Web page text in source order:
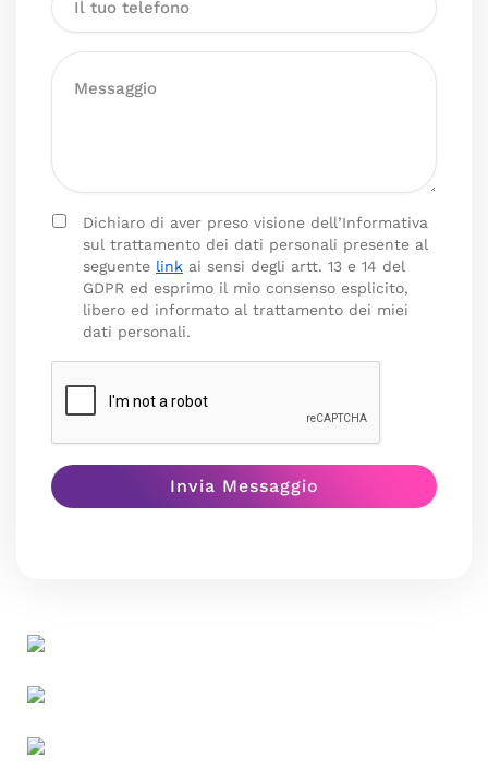
Dichiaro di aver preso visione dell’Informativa
sul trattamento dei dati personali presente al
seguente link ai sensi degli artt. 13 e 14 del
GDPR ed esprimo il mio consenso esplicito,
libero ed informato al trattamento dei miei
dati personali.